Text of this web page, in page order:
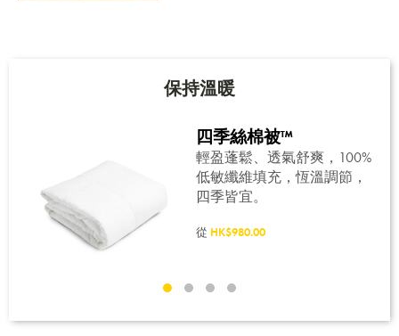
保持溫暖
四季絲棉被™
輕盈蓬鬆、透氣舒爽，100%
低敏纖維填充，恆溫調節，
四季皆宜。
從 HK$980.00